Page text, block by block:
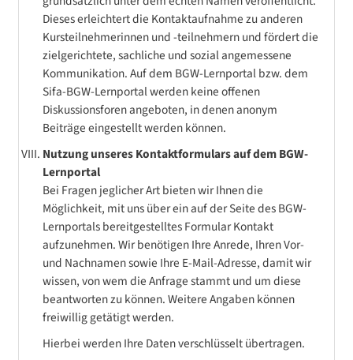
Dieses erleichtert die Kontaktaufnahme zu anderen
Kursteilnehmerinnen und -teilnehmern und fördert die
zielgerichtete, sachliche und sozial angemessene
Kommunikation. Auf dem BGW-Lernportal bzw. dem
Sifa-BGW-Lernportal werden keine offenen
Diskussionsforen angeboten, in denen anonym
Beiträge eingestellt werden können.
Nutzung unseres Kontaktformulars auf dem BGW-
Lernportal
Bei Fragen jeglicher Art bieten wir Ihnen die
Möglichkeit, mit uns über ein auf der Seite des BGW-
Lernportals bereitgestelltes Formular Kontakt
aufzunehmen. Wir benötigen Ihre Anrede, Ihren Vor-
und Nachnamen sowie Ihre E-Mail-Adresse, damit wir
wissen, von wem die Anfrage stammt und um diese
beantworten zu können. Weitere Angaben können
freiwillig getätigt werden.
Hierbei werden Ihre Daten verschlüsselt übertragen.